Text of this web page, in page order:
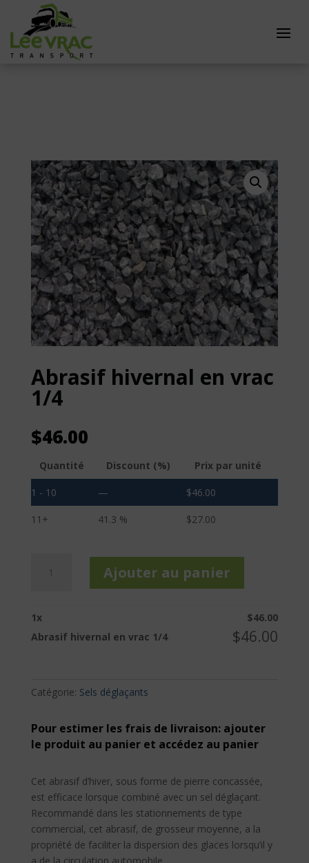
Abrasif hivernal en vrac
1/4
$46.00
Quantité Discount (%) Prix par unité
1 - 10 — $46.00
11+ 41.3 % $27.00
en
vrac
Ajouter au panier
1x $46.00
Abrasif hivernal en vrac 1/4
$46.00
Catégorie: Sels déglaçants
Pour estimer les frais de livraison: ajouter
le produit au panier et accédez au panier
Cet abrasif d’hiver, sous forme de pierre concassée,
est efficace lorsque combiné avec un sel déglaçant.
Recommandé dans les stationnements de type
commercial, cet abrasif, de grosseur moyenne, a la
propriété de faciliter la dispersion des glaces lorsqu’il y